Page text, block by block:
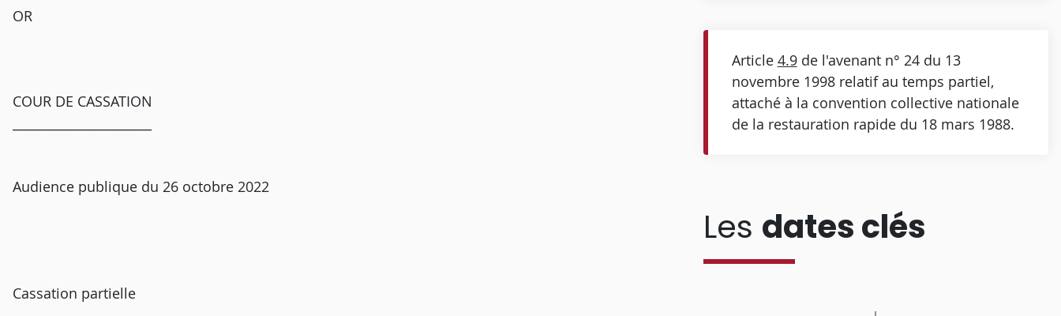
OR
COUR DE CASSATION
Audience publique du 26 octobre 2022
Cassation partielle
Article 4.9de l'avenant n° 24 du 13
novembre 1998 relatif au temps partiel,
attaché à la convention collective nationale
de la restauration rapide du 18 mars 1988.
Les dates clés